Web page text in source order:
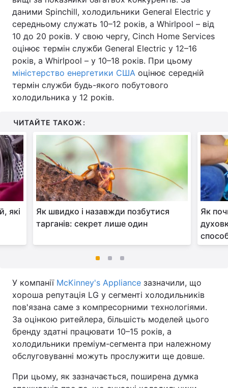
даними Spinchill, холодильники General Electric у
середньому служать 10–12 років, а Whirlpool – від
10 до 20 років. У свою чергу, Cinch Home Services
оцінює термін служби General Electric у 12–16
років, а Whirlpool – у 10–18 років. При цьому
міністерство енергетики США оцінює середній
термін служби будь-якого побутового
холодильника у 12 років.
ЧИТАЙТЕ ТАКОЖ:
які
Як швидко і назавжди позбутися
тарганів: секрет лише один
Як
У компанії McKinney's Appliance зазначили, що
хороша репутація LG у сегменті холодильників
пов'язана саме з компресорними технологіями.
За оцінкою ритейлера, більшість моделей цього
бренду здатні працювати 10–15 років, а
холодильники преміум-сегмента при належному
обслуговуванні можуть прослужити ще довше.
При цьому, як зазначається, поширена думка